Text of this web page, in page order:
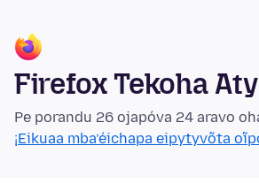
Firefox Tekoha Aty
Pe porandu 26 ojapóva 24 aravo
¡Eikuaa mba’éichapa eipytyvõta